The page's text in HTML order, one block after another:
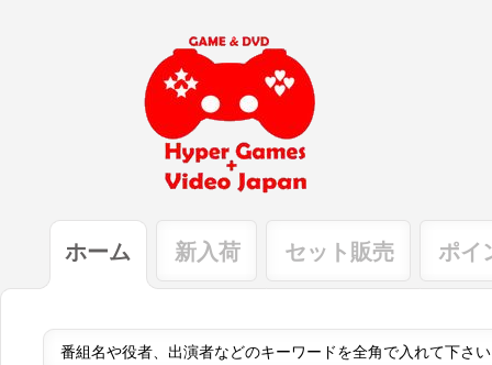
ホーム 新入荷 セット販売 ポイ